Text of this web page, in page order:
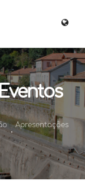
Apresentações